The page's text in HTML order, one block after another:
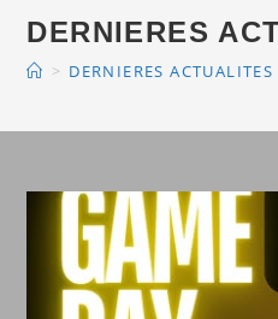
DERNIERES
> DERNIERES ACTUALITES